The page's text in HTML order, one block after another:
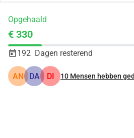
Opgehaald
€ 330
192 Dagen resterend
AN DA DI 10 Mensen hebben